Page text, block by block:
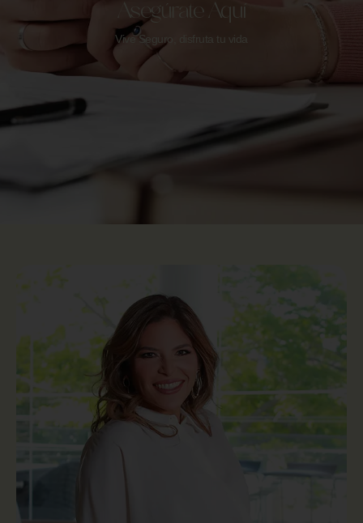
Asegúrate Aquí
Vive Seguro, disfruta tu vida